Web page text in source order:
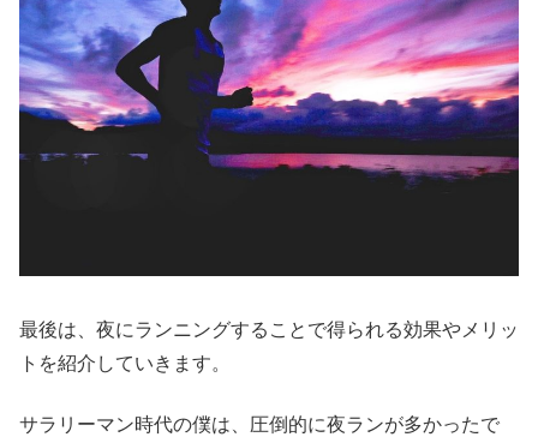
最後は、夜にランニングすることで得られる効果やメリッ
トを紹介していきます。
サラリーマン時代の僕は、圧倒的に夜ランが多かったで